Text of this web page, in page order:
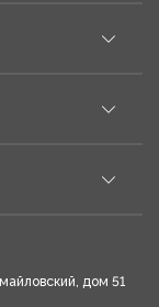
дом 51